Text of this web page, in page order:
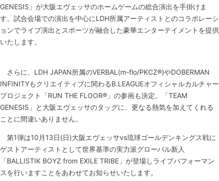
GENESIS」が大阪エヴェッサのホームゲームの総合演出を手掛けま
す。試合会場での演出を中心にLDH所属アーティストとのコラボレーシ
ョンでライブ演出とスポーツが融合した豪華エンターテイメントを提供
いたします。
さらに、LDH JAPAN所属のVERBAL(m-flo/PKCZ®)やDOBERMAN
INFINITYもクリエイティブに関わるB.LEAGUEオフィシャルカルチャー
プロジェクト「RUN THE FLOOR®」の参画も決定。「TEAM
GENESIS」と大阪エヴェッサのタッグに、更なる熱気を加えてくれる
ことに間違いありません。
第1弾は10月13日(日)大阪エヴェッサvs琉球ゴールデンキングス戦に
ゲストアーティストとして世界基準の実力派グローバル新人
「BALLISTIK BOYZ from EXILE TRIBE」が登場しライブパフォーマン
スを行いますことをあわせてお知らせいたします。